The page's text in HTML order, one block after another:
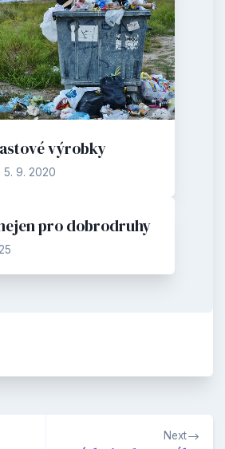
výrobky
5. 9. 2020
pro dobrodruhy
Next